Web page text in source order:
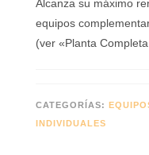
Alcanza su máximo
equipos
(ver «Planta
CATEGORÍAS:
INDIVIDUALES